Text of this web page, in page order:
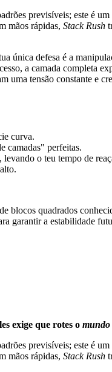
previsíveis; este é
mãos rápidas, Stack Rush
única defesa é a
a camada completa
uma tensão constante e
curva.
camadas" perfeitas.
o teu tempo de
blocos quadrados
garantir a estabilidade
exige que rotes o
previsíveis; este é
mãos rápidas, Stack Rush